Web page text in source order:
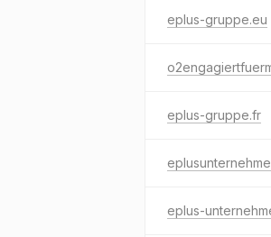
eplus-gruppe.eu
eplus-gruppe.fr
eplus-